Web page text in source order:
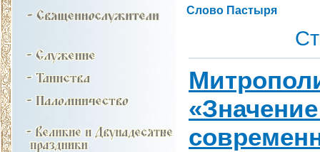
Слово Пастыря